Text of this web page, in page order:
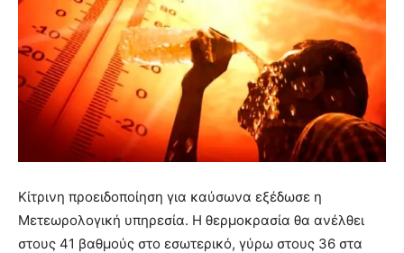
Κίτρινη προειδοποίηση για καύσωνα εξέδωσε η
Μετεωρολογική υπηρεσία. Η θερμοκρασία θα ανέλθει
στους 41 βαθμούς στο εσωτερικό, γύρω στους 36 στα